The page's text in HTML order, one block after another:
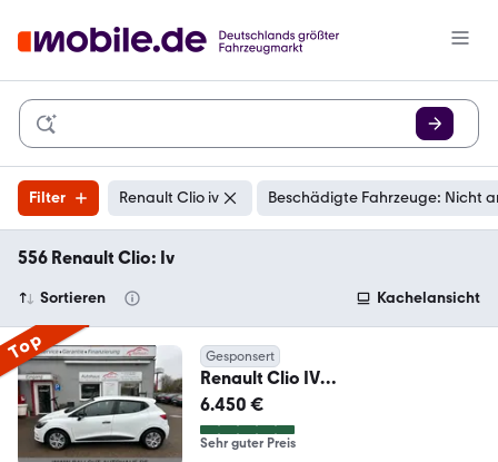
Filter Renault Clio iv Beschädigte Fahrzeuge: Nicht
556 Renault Clio: Iv
Sortieren Kachelansicht
Top Gesponsert
Renault Clio IV
Life*2.HAND*KLIMA*NAVI*TEMPO
*EURO6*
6.450 €
Sehr guter Preis